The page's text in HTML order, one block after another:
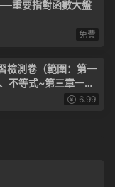
重要指對函數大盤
免費
檢測卷（範圍：第一
不等式~第三章一元
國通用）
6.99